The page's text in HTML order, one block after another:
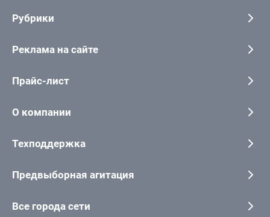
Рубрики
Реклама на сайте
Прайс-лист
О компании
Техподдержка
Предвыборная агитация
Все города сети